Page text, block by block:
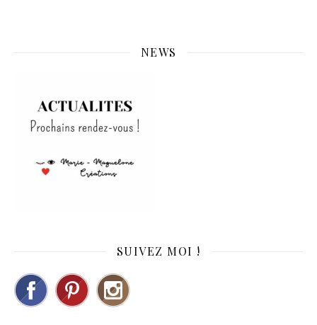
NEWS
SUIVEZ MOI !